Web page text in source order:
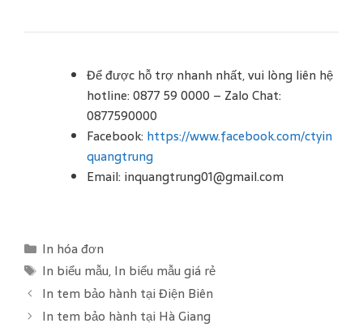
Để được hỗ trợ nhanh nhất, vui lòng liên hệ
hotline: 0877 59 0000 – Zalo Chat:
0877590000
Facebook: https://www.facebook.com/ctyin
quangtrung
Email: inquangtrung01@gmail.com
C
a
t
e
In hóa đơn
T
a
g
In biểu mẫu, In biểu mẫu giá rẻ
In tem bảo hành tại Điện Biên
In tem bảo hành tại Hà Giang